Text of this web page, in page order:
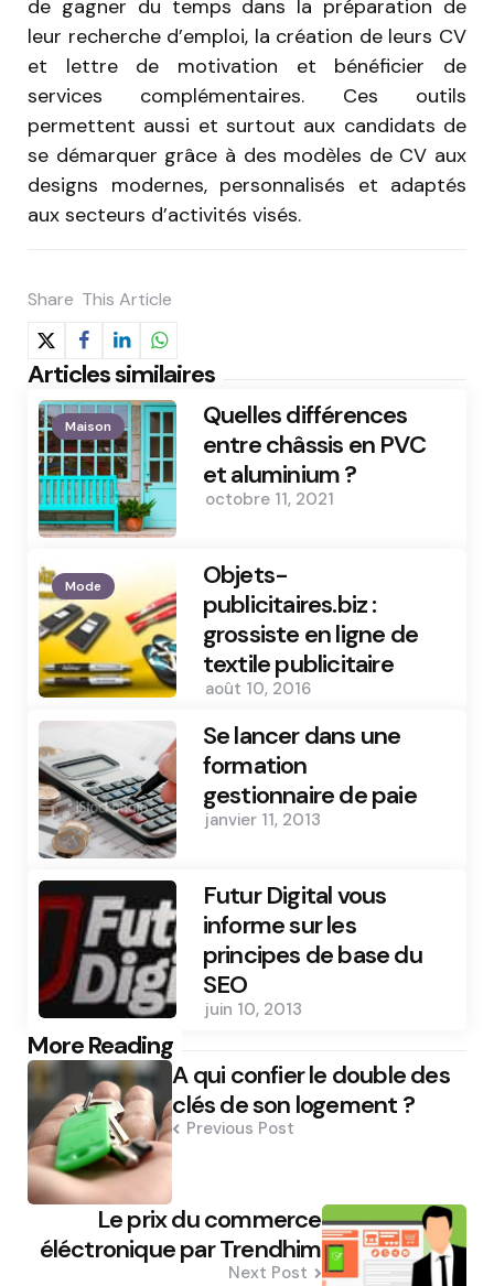
de gagner du temps dans la préparation de
leur recherche d’emploi, la création de leurs CV
et lettre de motivation et bénéficier de
services complémentaires. Ces outils
permettent aussi et surtout aux candidats de
se démarquer grâce à des modèles de CV aux
designs modernes, personnalisés et adaptés
aux secteurs d’activités visés.
Share This Article
Articles similaires
Maison
Quelles différences
entre châssis en PVC
et aluminium ?
octobre 11, 2021
Mode
Objets-
publicitaires.biz :
grossiste en ligne de
textile publicitaire
août 10, 2016
Se lancer dans une
formation
gestionnaire de paie
janvier 11, 2013
Futur Digital vous
informe sur les
principes de base du
SEO
juin 10, 2013
More Reading
Post
navigation A qui confier le double des
clés de son logement ?
Previous Post
Le prix du commerce
éléctronique par Trendhim
Next Post